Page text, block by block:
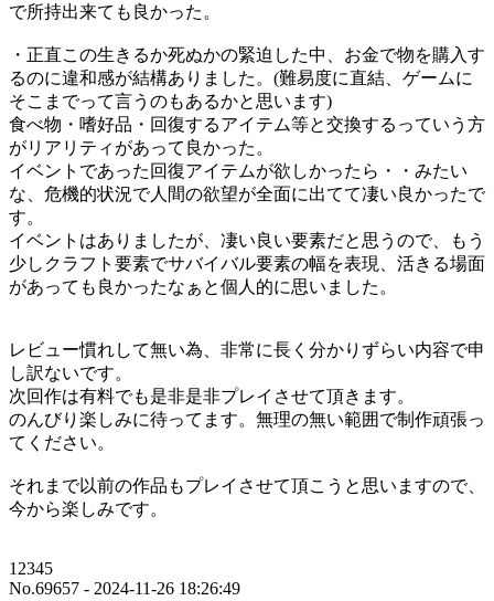
で所持出来ても良かった。
・正直この生きるか死ぬかの緊迫した中、お金で物を購入す
るのに違和感が結構ありました。(難易度に直結、ゲームに
そこまでって言うのもあるかと思います)
食べ物・嗜好品・回復するアイテム等と交換するっていう方
がリアリティがあって良かった。
イベントであった回復アイテムが欲しかったら・・みたい
な、危機的状況で人間の欲望が全面に出てて凄い良かったで
す。
イベントはありましたが、凄い良い要素だと思うので、もう
少しクラフト要素でサバイバル要素の幅を表現、活きる場面
があっても良かったなぁと個人的に思いました。
レビュー慣れして無い為、非常に長く分かりずらい内容で申
し訳ないです。
次回作は有料でも是非是非プレイさせて頂きます。
のんびり楽しみに待ってます。無理の無い範囲で制作頑張っ
てください。
それまで以前の作品もプレイさせて頂こうと思いますので、
今から楽しみです。
12345
No.69657 - 2024-11-26 18:26:49